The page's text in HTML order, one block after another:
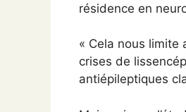
résidence en
« Cela nous limite
crises de
antiépileptiques